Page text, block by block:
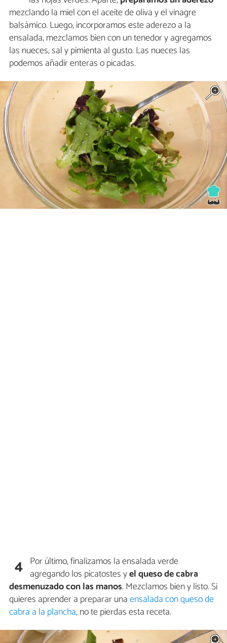
mezclando la miel con el aceite de oliva y el vinagre
balsámico. Luego, incorporamos este aderezo a la
ensalada, mezclamos bien con un tenedor y agregamos
las nueces, sal y pimienta al gusto. Las nueces las
podemos añadir enteras o picadas.
4 Por último, finalizamos la ensalada verde
agregando los picatostes yel queso de cabra
desmenuzado con las manos. Mezclamos bien y listo. Si
quieres aprender a preparar unaensalada con queso de
cabra a la plancha, no te pierdas esta receta.